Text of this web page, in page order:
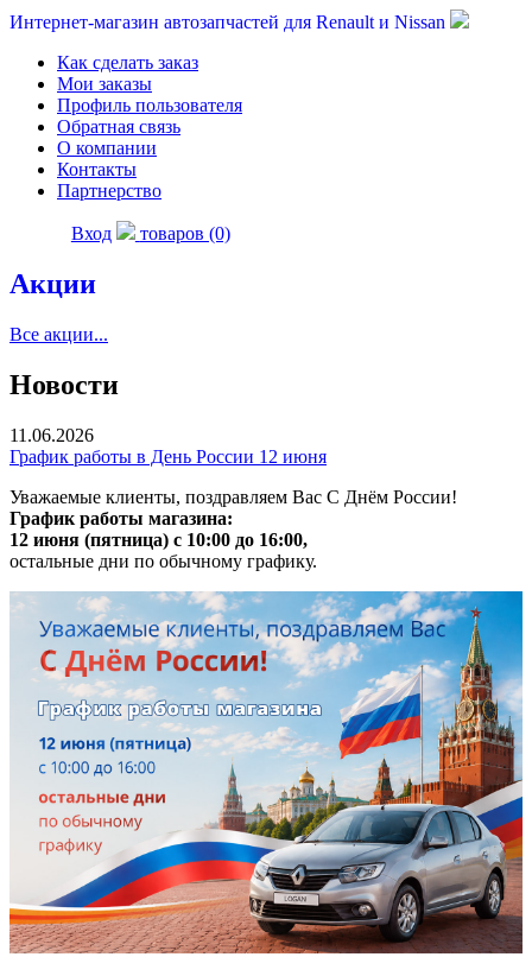
Интернет-магазин автозапчастей для Renault и Nissan
Как сделать заказ
Мои заказы
Профиль пользователя
Обратная связь
О компании
Контакты
Партнерство
Вход товаров (0)
Акции
Все акции...
Новости
11.06.2026
График работы в День России 12 июня
Уважаемые клиенты, поздравляем Вас С Днём России!
График работы магазина:
12 июня (пятница) с 10:00 до 16:00,
остальные дни по обычному графику.